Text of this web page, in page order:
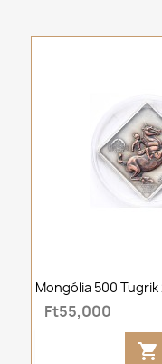
Mongólia 500
Ft55,000
